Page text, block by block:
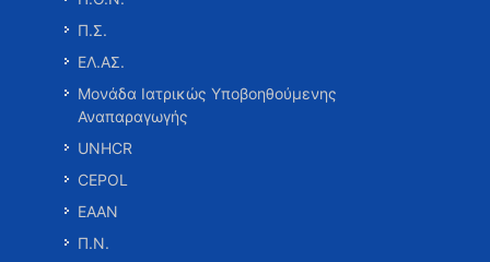
Π.Σ.
ΕΛ.ΑΣ.
Μονάδα Ιατρικώς Υποβοηθούμενης
Αναπαραγωγής
UNHCR
CEPOL
ΕΑΑΝ
Π.Ν.